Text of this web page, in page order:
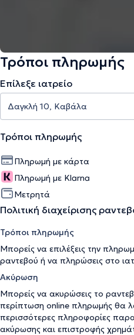
Τρόποι πληρωμής
Επίλεξε ιατρείο
Τρόποι πληρωμής
Πληρωμή με κάρτα
Πληρωμή με Klarna
Μετρητά
Πολιτική διαχείρισης
Τρόποι πληρωμής
Μπορείς να επιλέξεις την
ραντεβού ή να πληρώσεις στο
Ακύρωση
Μπορείς να ακυρώσεις το
περίπτωση online πληρωμής θα
περισσότερες πληροφορίες
ακύρωσης και επιστροφής